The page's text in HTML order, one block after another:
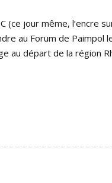
(ce jour même, l’encre
au Forum de Paimpol
au départ de la région